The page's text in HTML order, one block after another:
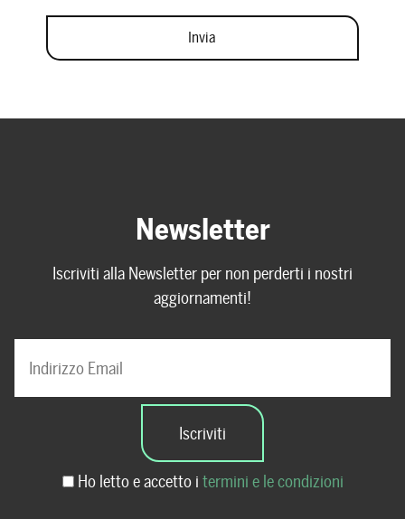
Newsletter
Iscriviti alla Newsletter per non perderti i nostri
aggiornamenti!
Ho letto e accetto i termini e le condizioni